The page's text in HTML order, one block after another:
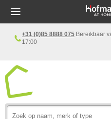
+31 (0)85 8888 075 Bereikbaar
17:00